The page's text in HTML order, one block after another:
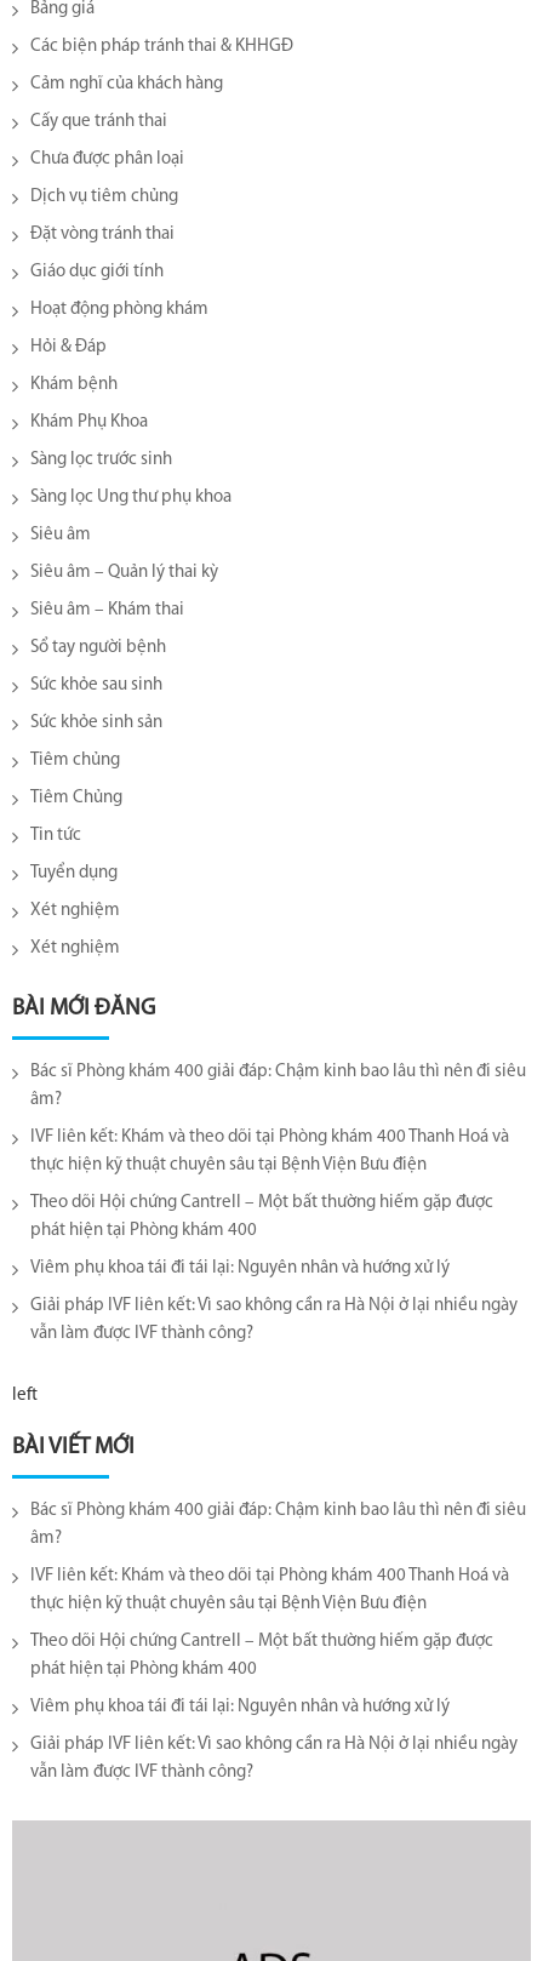
Bảng giá
Các biện pháp tránh thai & KHHGĐ
Cảm nghĩ của khách hàng
Cấy que tránh thai
Chưa được phân loại
Dịch vụ tiêm chủng
Đặt vòng tránh thai
Giáo dục giới tính
Hoạt động phòng khám
Hỏi & Đáp
Khám bệnh
Khám Phụ Khoa
Sàng lọc trước sinh
Sàng lọc Ung thư phụ khoa
Siêu âm
Siêu âm – Quản lý thai kỳ
Siêu âm – Khám thai
Sổ tay người bệnh
Sức khỏe sau sinh
Sức khỏe sinh sản
Tiêm chủng
Tiêm Chủng
Tin tức
Tuyển dụng
Xét nghiệm
Xét nghiệm
BÀI MỚI ĐĂNG
Bác sĩ Phòng khám 400 giải đáp: Chậm kinh bao lâu thì nên đi siêu
âm?
IVF liên kết: Khám và theo dõi tại Phòng khám 400 Thanh Hoá và
thực hiện kỹ thuật chuyên sâu tại Bệnh Viện Bưu điện
Theo dõi Hội chứng Cantrell – Một bất thường hiếm gặp được
phát hiện tại Phòng khám 400
Viêm phụ khoa tái đi tái lại​: Nguyên nhân và hướng xử lý
Giải pháp IVF liên kết: Vì sao không cần ra Hà Nội ở lại nhiều ngày
vẫn làm được IVF thành công?
left
BÀI VIẾT MỚI
Bác sĩ Phòng khám 400 giải đáp: Chậm kinh bao lâu thì nên đi siêu
âm?
IVF liên kết: Khám và theo dõi tại Phòng khám 400 Thanh Hoá và
thực hiện kỹ thuật chuyên sâu tại Bệnh Viện Bưu điện
Theo dõi Hội chứng Cantrell – Một bất thường hiếm gặp được
phát hiện tại Phòng khám 400
Viêm phụ khoa tái đi tái lại​: Nguyên nhân và hướng xử lý
Giải pháp IVF liên kết: Vì sao không cần ra Hà Nội ở lại nhiều ngày
vẫn làm được IVF thành công?